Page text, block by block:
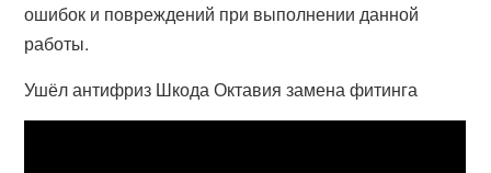
ошибок и повреждений при выполнении данной
работы.
Ушёл антифриз Шкода Октавия замена фитинга